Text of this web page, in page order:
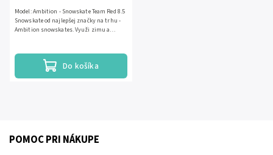
Do košíka
Model: Ambition - Snowskate Team Red 8.5
Snowskate od najlepšej značky na trhu -
Ambition snowskates. Využi zimu a
POMOC PRI NÁKUPE